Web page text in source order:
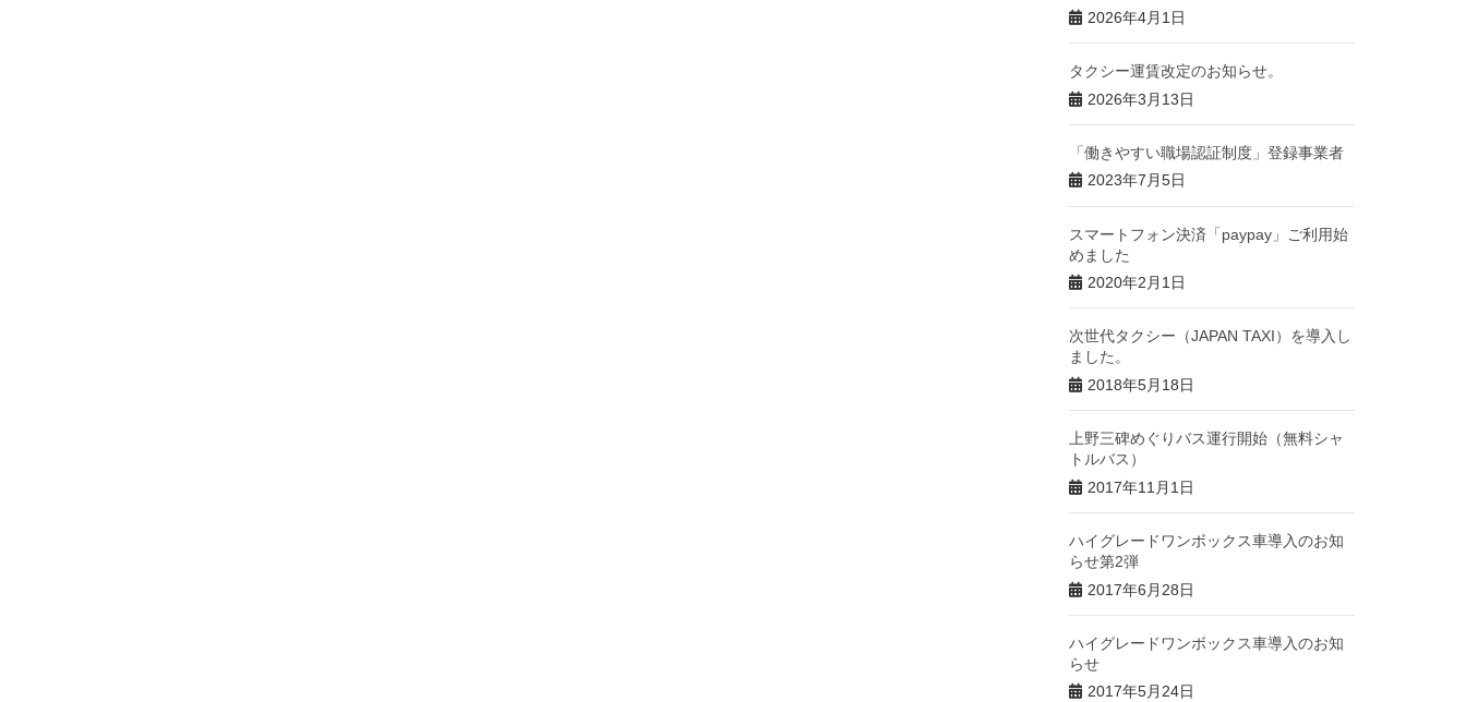
2026年4月1日
タクシー運賃改定のお知らせ。
2026年3月13日
「働きやすい職場認証制度」登録事業者
2023年7月5日
スマートフォン決済「paypay」ご利用始
めました
2020年2月1日
次世代タクシー（JAPAN TAXI）を導入し
ました。
2018年5月18日
上野三碑めぐりバス運行開始（無料シャ
トルバス）
2017年11月1日
ハイグレードワンボックス車導入のお知
らせ第2弾
2017年6月28日
ハイグレードワンボックス車導入のお知
らせ
2017年5月24日